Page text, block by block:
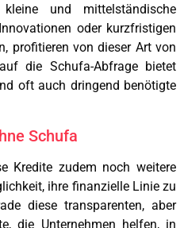
und mittelständische
oder kurzfristigen
profitieren von dieser Art von
die Schufa-Abfrage bietet
oft auch dringend benötigte
Schufa
Kredite zudem noch weitere
ihre finanzielle Linie zu
diese transparenten, aber
die Unternehmen helfen, in